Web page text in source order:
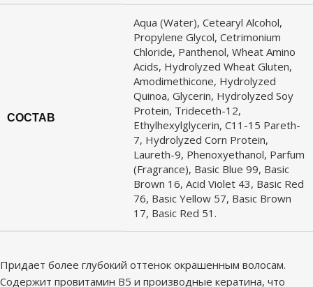
СОСТАВ
Aqua (Water), Cetearyl Alcohol,
Propylene Glycol, Cetrimonium
Chloride, Panthenol, Wheat Amino
Acids, Hydrolyzed Wheat Gluten,
Amodimethicone, Hydrolyzed
Quinoa, Glycerin, Hydrolyzed Soy
Protein, Trideceth-12,
Ethylhexylglycerin, C11-15 Pareth-
7, Hydrolyzed Corn Protein,
Laureth-9, Phenoxyethanol, Parfum
(Fragrance), Basic Blue 99, Basic
Brown 16, Acid Violet 43, Basic Red
76, Basic Yellow 57, Basic Brown
17, Basic Red 51.
Придает более глубокий оттенок окрашенным волосам.
Содержит провитамин В5 и производные кератина, что